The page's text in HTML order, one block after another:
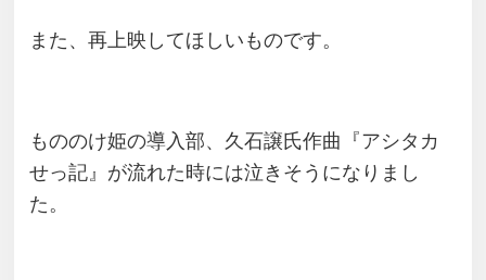
また、再上映してほしいものです。
もののけ姫の導入部、久石譲氏作曲『アシタカ
せっ記』が流れた時には泣きそうになりまし
た。